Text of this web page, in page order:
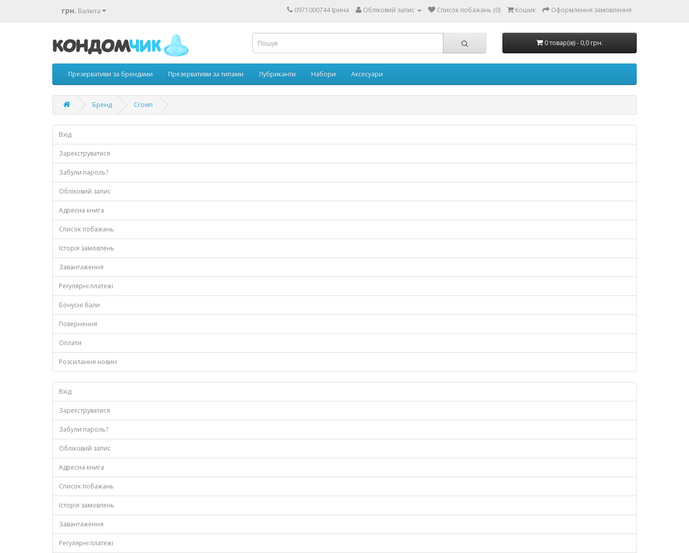
грн. Валюта 0971000744 Ірина Обліковий запис Список побажань (0) Кошик Оформлення замовлення
0 товар(ів) - 0,0 грн.
Презервативи за брендами Презервативи за типами Лубриканти Набори Аксесуари
Бренд Crown
Вхід
Зареєструватися
Забули пароль?
Обліковий запис
Адресна книга
Список побажань
Історія замовлень
Завантаження
Регулярні платежі
Бонусні бали
Повернення
Оплати
Розсилання новин
Вхід
Зареєструватися
Забули пароль?
Обліковий запис
Адресна книга
Список побажань
Історія замовлень
Завантаження
Регулярні платежі